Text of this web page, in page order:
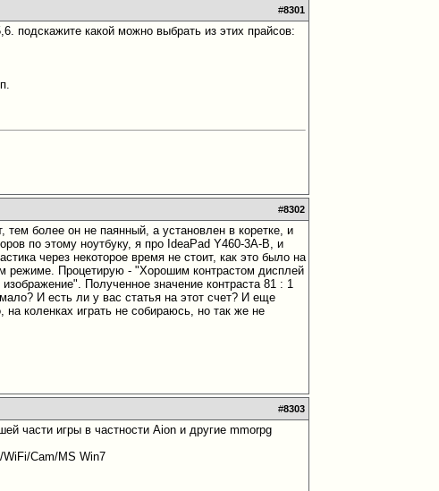
#8301
подскажите какой можно выбрать из этих прайсов:
#8302
более он не паянный, а установлен в коретке, и
по этому ноутбуку, я про IdeaPad Y460-3A-B, и
через некоторое время не стоит, как это было на
режиме. Процетирую - "Хорошим контрастом дисплей
Полученное значение контраста 81 : 1
И есть ли у вас статья на этот счет? И еще
коленках играть не собираюсь, но так же не
#8303
части игры в частности Aion и другие mmorpg
WiFi/Cam/MS Win7